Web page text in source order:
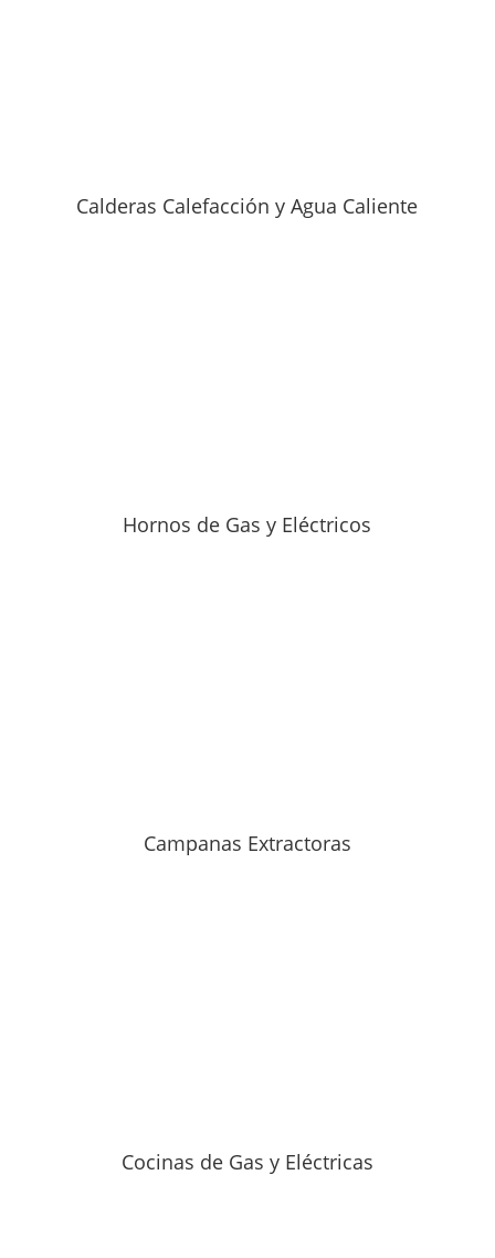
Calderas Calefacción y Agua Caliente
Hornos de Gas y Eléctricos
Campanas Extractoras
Cocinas de Gas y Eléctricas